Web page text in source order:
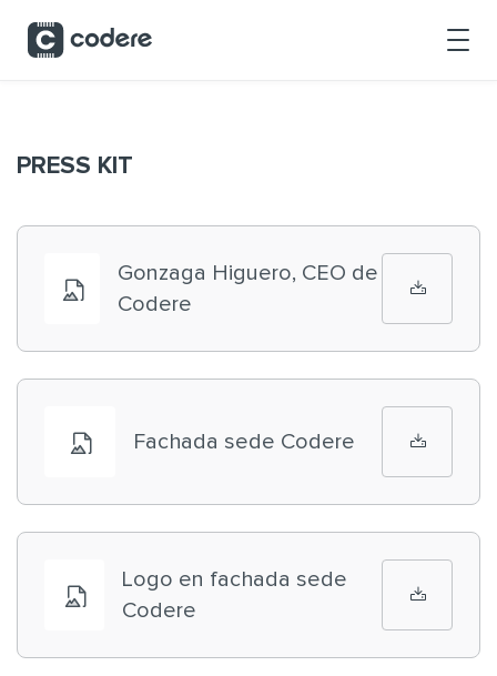
PRESS KIT
Gonzaga Higuero, CEO de
Codere
Fachada sede Codere
Logo en fachada sede
Codere